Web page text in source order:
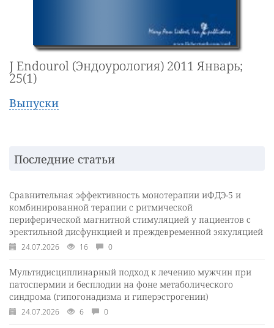
J Endourol (Эндоурология) 2011 Январь;
25(1)
Выпуски
Последние статьи
Сравнительная эффективность монотерапии иФДЭ-5 и
комбинированной терапии с ритмической
периферической магнитной стимуляцией у пациентов с
эректильной дисфункцией и преждевременной эякуляцией
24.07.2026 16 0
Мультидисциплинарный подход к лечению мужчин при
патоспермии и бесплодии на фоне метаболического
синдрома (гипогонадизма и гиперэстрогении)
24.07.2026 6 0